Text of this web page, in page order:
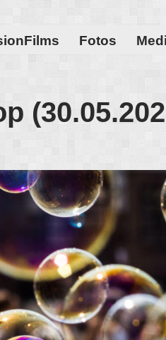
Fotos